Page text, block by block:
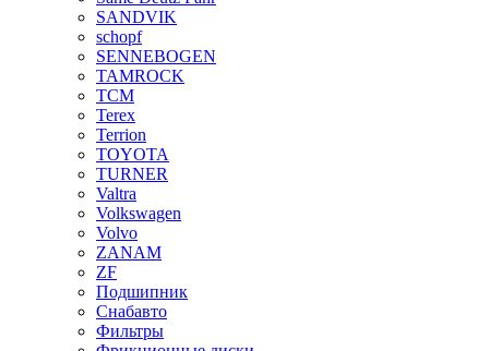
SANDVIK
schopf
SENNEBOGEN
TAMROCK
TCM
Terex
Terrion
TOYOTA
TURNER
Valtra
Volkswagen
Volvo
ZANAM
ZF
Подшипник
Снабавто
Фильтры